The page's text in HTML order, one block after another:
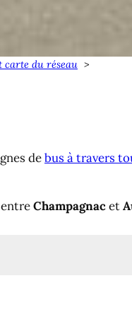
carte du réseau
debus à travers
Champagnacet